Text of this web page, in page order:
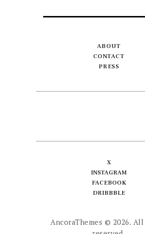
ABOUT
CONTACT
PRESS
X
INSTAGRAM
FACEBOOK
DRIBBBLE
AncoraThemes © 2026.